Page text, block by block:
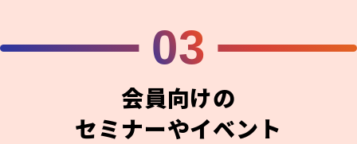
03
会員向けの
セミナーやイベント